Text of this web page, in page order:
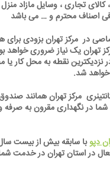
تجاری ، وسایل مازاد منزل
اصناف محترم و … می باشد
در مرکز تهران بزودی برای
تهران یک نیاز ضروری خواهد
نزدیکترین نقطه به محل کار
شد.
مرکز تهران همانند
در نگهداری مقرون به صرفه
دپوبا سابقه بیش از بیست
15 شعبه فعال در استان تهران در